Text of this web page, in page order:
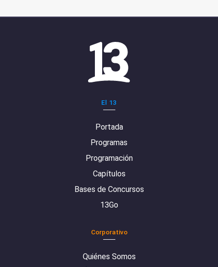
El 13
Portada
Programas
Programación
Capítulos
Bases de Concursos
13Go
Corporativo
Quiénes Somos